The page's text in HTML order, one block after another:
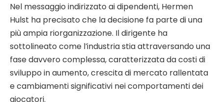
Nel messaggio indirizzato ai dipendenti, Hermen
Hulst ha precisato che la decisione fa parte di una
più ampia riorganizzazione. Il dirigente ha
sottolineato come l’industria stia attraversando una
fase davvero complessa, caratterizzata da costi di
sviluppo in aumento, crescita di mercato rallentata
e cambiamenti significativi nei comportamenti dei
giocatori.